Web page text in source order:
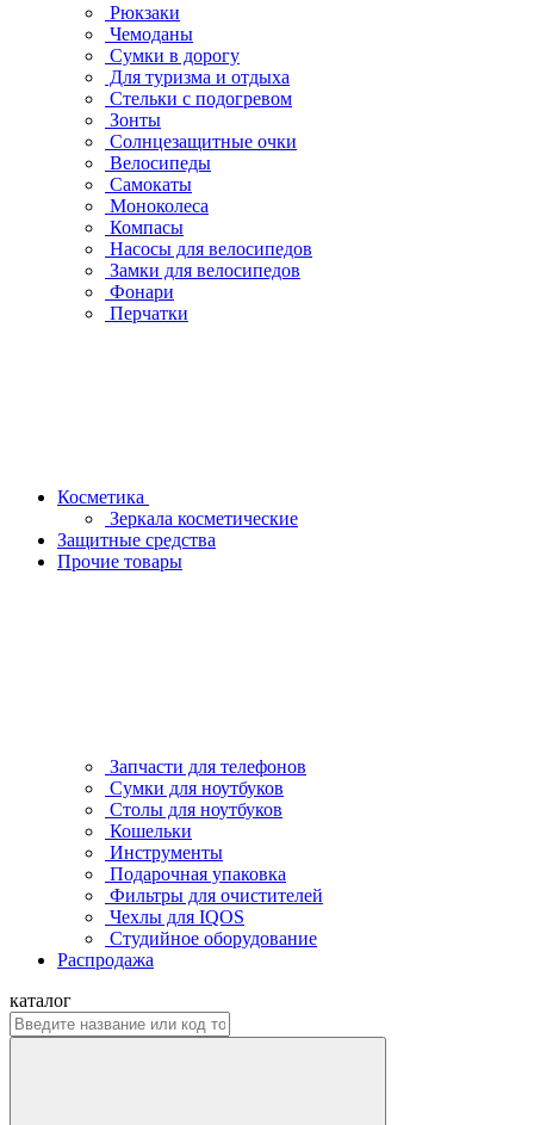
Рюкзаки
Чемоданы
Сумки в дорогу
Для туризма и отдыха
Стельки с подогревом
Зонты
Солнцезащитные очки
Велосипеды
Самокаты
Моноколеса
Компасы
Насосы для велосипедов
Замки для велосипедов
Фонари
Перчатки
Косметика
Зеркала косметические
Защитные средства
Прочие товары
Запчасти для телефонов
Сумки для ноутбуков
Столы для ноутбуков
Кошельки
Инструменты
Подарочная упаковка
Фильтры для очистителей
Чехлы для IQOS
Студийное оборудование
Распродажа
каталог